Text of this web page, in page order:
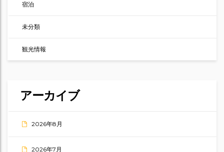
宿泊
未分類
観光情報
アーカイブ
2026年8月
2026年7月